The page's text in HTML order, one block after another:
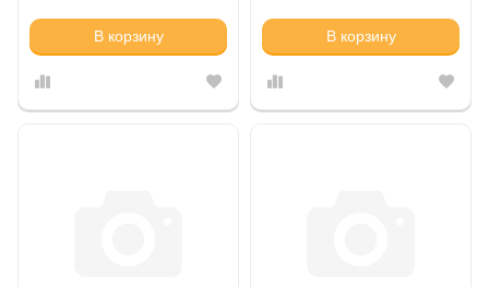
В корзину В корзину